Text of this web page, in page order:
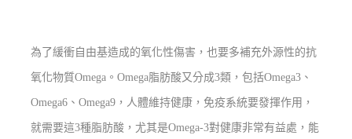
為了緩衝自由基造成的氧化性傷害，也要多補充外源性的抗
氧化物質Omega。Omega脂肪酸又分成3類，包括Omega3、
Omega6、Omega9，人體維持健康，免疫系統要發揮作用，
就需要這3種脂肪酸，尤其是Omega-3對健康非常有益處，能